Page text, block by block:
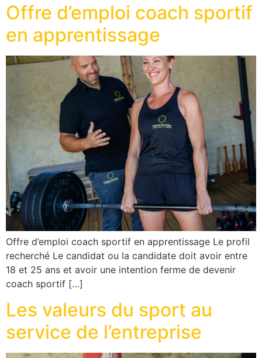
Offre d’emploi coach sportif
en apprentissage
Offre d’emploi coach sportif en apprentissage Le profil
recherché Le candidat ou la candidate doit avoir entre
18 et 25 ans et avoir une intention ferme de devenir
coach sportif […]
Les valeurs du sport au
service de l’entreprise